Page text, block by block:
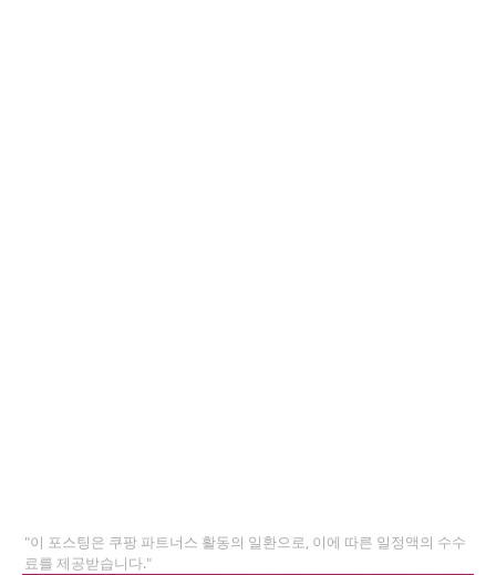
"이 포스팅은 쿠팡 파트너스 활동의 일환으로, 이에 따른 일정액의 수수
료를 제공받습니다."